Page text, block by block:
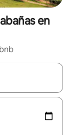
en
con las